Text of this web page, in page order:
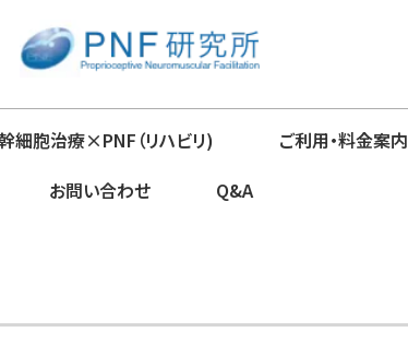
細胞治療×PNF（リハビリ) ご利用・料金案内
お問い合わせ
Q&A